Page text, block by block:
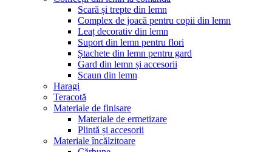
Scară și trepte din lemn
Complex de joacă pentru copii din lemn
Leaț decorativ din lemn
Suport din lemn pentru flori
Ștachete din lemn pentru gard
Gard din lemn și accesorii
Scaun din lemn
Haragi
Teracotă
Materiale de finisare
Materiale de ermetizare
Plintă și accesorii
Materiale încălzitoare